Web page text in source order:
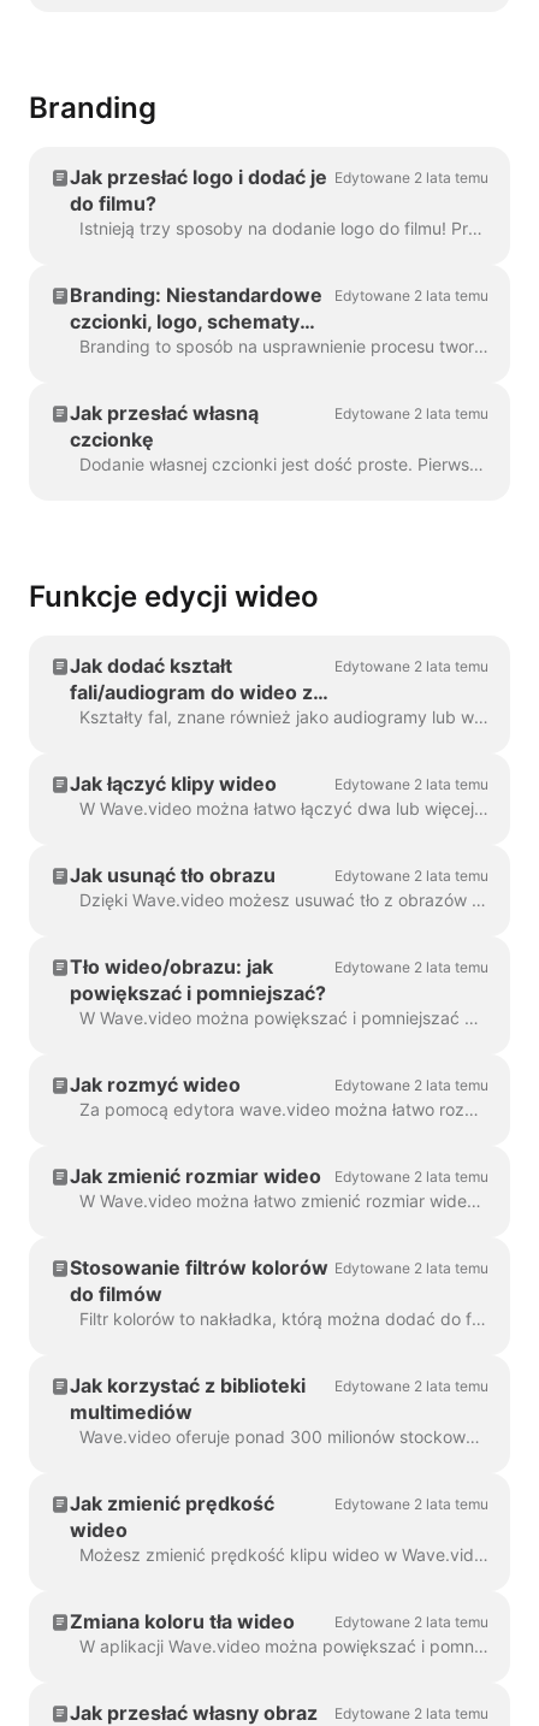
Branding
Jak przesłać logo i dodać je
do filmu?
Edytowane 2 lata temu
Istnieją trzy sposoby na dodanie logo do filmu! Przeanalizujmy każdą metodę i rozważmy jej zalety i wady! Jeśli planujesz używać tego logo naprawdę ...
Branding: Niestandardowe
czcionki, logo, schematy
kolorów
Edytowane 2 lata temu
Branding to sposób na usprawnienie procesu tworzenia markowych filmów, a także na zwiększenie wydajności. Daje ci możliwość wypełnienia kilku "marek...
Jak przesłać własną
czcionkę
Edytowane 2 lata temu
Dodanie własnej czcionki jest dość proste. Pierwszym sposobem, aby to zrobić, jest Brand Manager . W dowolnym projekcie kliknij "Zarządzaj markami", w górnej części ...
Funkcje edycji wideo
Jak dodać kształt
fali/audiogram do wideo za
pomocą Wave.video
Edytowane 2 lata temu
Kształty fal, znane również jako audiogramy lub wizualne fale dźwiękowe, to animacje wizualizujące dźwięk wideo. Wygeneruj kształt fali dla swojego podcastu...
Jak łączyć klipy wideo Edytowane 2 lata temu
W Wave.video można łatwo łączyć dwa lub więcej klipów wideo lub obrazów, aby utworzyć dłuższy film. Aby to zrobić, przejdź na stronę https://wave.video/pl/ i kliknij ...
Jak usunąć tło obrazu Edytowane 2 lata temu
Dzięki Wave.video możesz usuwać tło z obrazów przesyłanych do biblioteki multimediów. Jest to bardzo przydatne, gdy chcesz utworzyć kciuk...
Tło wideo/obrazu: jak
powiększać i pomniejszać?
Edytowane 2 lata temu
W Wave.video można powiększać i pomniejszać wideo lub obraz. Aby powiększyć/pomniejszyć, przejdź do kroku Edycja i przełącz się na zakładkę "Wideo/Obraz" (dep...
Jak rozmyć wideo Edytowane 2 lata temu
Za pomocą edytora wave.video można łatwo rozmyć lub rozpikselować dowolny obiekt lub tekst w filmie. Najpierw otwórz edytor i wybierz "Nakładki i naklejki", a następnie ...
Jak zmienić rozmiar wideo Edytowane 2 lata temu
W Wave.video można łatwo zmienić rozmiar wideo do różnych proporcji. W edytorze w kroku "Zmień rozmiar wideo" można wybrać nowy format dla...
Stosowanie filtrów kolorów
do filmów
Edytowane 2 lata temu
Filtr kolorów to nakładka, którą można dodać do filmów. Jest to przydatne, gdy chcesz nadać swojemu filmowi spójny, markowy wygląd i sprawić, by...
Jak korzystać z biblioteki
multimediów
Edytowane 2 lata temu
Wave.video oferuje ponad 300 milionów stockowych klipów wideo i obrazów, ale jest też wiele funkcji, które nasi użytkownicy i pracownicy pokochali...
Jak zmienić prędkość
wideo
Edytowane 2 lata temu
Możesz zmienić prędkość klipu wideo w Wave.video. Aby to zrobić, przejdź do kroku Edytuj i wybierz żądaną prędkość. Domyślnie prędkość wideo jest ...
Zmiana koloru tła wideo Edytowane 2 lata temu
W aplikacji Wave.video można powiększać i pomniejszać klip wideo lub obraz. Po pomniejszeniu, kreator wideo automatycznie doda gładkie tło, aby wypełnić ...
Jak przesłać własny obraz
Edytowane 2 lata temu